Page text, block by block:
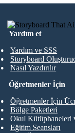
Yardım et
Yardım ve SSS
Storyboard
Nasıl Yazdırılır
Öğretmenler İçin
Öğretmenler İçin
Bölge Paketleri
Okul Kütüphaneleri
Eğitim Seansları